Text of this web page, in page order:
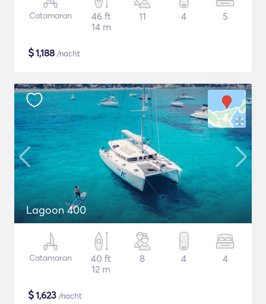
Catamaran
46 ft
14 m
11 4 5
$1,188 /nacht
Lagoon 400
Catamaran
40 ft
12 m
8 4 4
$1,623 /nacht